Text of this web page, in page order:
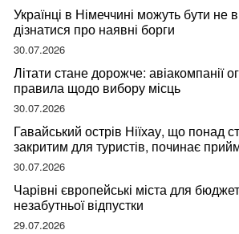
Українці в Німеччині можуть бути не
дізнатися про наявні борги
30.07.2026
Літати стане дорожче: авіакомпанії
правила щодо вибору місць
30.07.2026
Гавайський острів Ніїхау, що понад
закритим для туристів, починає
відвідувачів
30.07.2026
Чарівні європейські міста для
незабутньої відпустки
29.07.2026